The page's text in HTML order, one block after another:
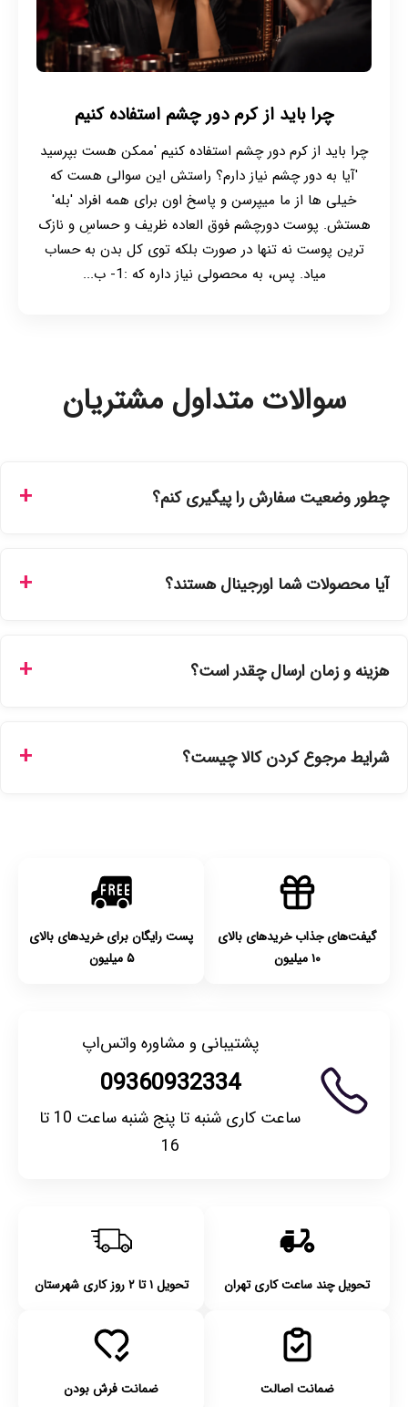
چرا باید از کرم دور چشم استفاده کنیم
چرا باید از کرم دور چشم استفاده کنیم 'ممکن هست بپرسید
'آیا به دور چشم نیاز دارم؟ راستش این سوالی هست که
خیلی ها از ما میپرسن و پاسخ اون برای همه افراد 'بله'
هستش. پوست دورچشم فوق العاده ظریف و حساسِ و نازک
ترین پوست نه تنها در صورت بلکه توی کل بدن به حساب
میاد. پس، به محصولی نیاز داره که :1- ب...
سوالات متداول مشتریان
چطور وضعیت سفارش را پیگیری کنم؟
سفارشات در سایت، وضعیت لحظه‌ای مرسوله را مشاهده کنید.
آیا محصولات شما اورجینال هستند؟
نمایندگی‌های معتبر تهیه شده و دارای بچ‌کد قابل استعلام هستند.
هزینه و زمان ارسال چقدر است؟
انتخاب کنید و برای شهرستان‌ها بین یک الی ۳ روز کاری از طریق
شرایط مرجوع کردن کالا چیست؟
گیفت‌های جذاب خریدهای بالای
۱۰ میلیون
پست رایگان برای خریدهای بالای
۵ میلیون
پشتیبانی و مشاوره واتس‌اپ
09360932334
ساعت کاری شنبه تا پنج شنبه ساعت 10 تا
16
تحویل چند ساعت کاری تهران تحویل ۱ تا ۲ روز کاری شهرستان
ضمانت اصالت ضمانت فرش بودن